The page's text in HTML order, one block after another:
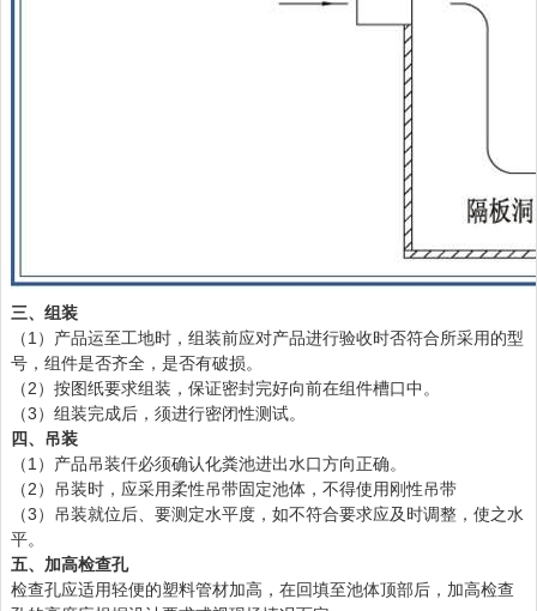
三、组装
（1）产品运至工地时，组装前应对产品进行验收时否符合所采用的型
号，组件是否齐全，是否有破损。
（2）按图纸要求组装，保证密封完好向前在组件槽口中。
（3）组装完成后，须进行密闭性测试。
四、吊装
（1）产品吊装仟必须确认化粪池进出水口方向正确。
（2）吊装时，应采用柔性吊带固定池体，不得使用刚性吊带
（3）吊装就位后、要测定水平度，如不符合要求应及时调整，使之水
平。
五、加高检查孔
检查孔应适用轻便的塑料管材加高，在回填至池体顶部后，加高检查